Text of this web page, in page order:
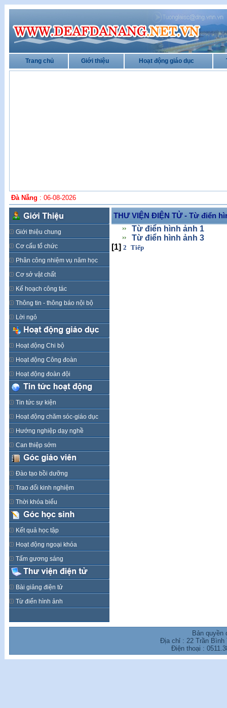
Trang chủ Giới thiệu Hoạt động giáo dục
Đà Nẵng : 06-08-2026
Giới thiệu chung
Cơ cấu tổ chức
Phân công nhiệm vụ năm học
Cơ sở vật chất
Kế hoạch công tác
Thông tin - thông báo nội bộ
Lời ngỏ
Hoạt động Chi bộ
Hoạt động Công đoàn
Hoạt động đoàn đội
Tin tức sự kiện
Hoạt động chăm sóc-giáo dục
Hướng nghiệp dạy nghề
Can thiệp sớm
Đào tạo bồi dưỡng
Trao đổi kinh nghiệm
Thời khóa biểu
Kết quả học tập
Hoạt động ngoại khóa
Tấm gương sáng
Bài giảng điện tử
Từ điển hình ảnh
THƯ VIỆN ĐIỆN TỬ - Từ điển
Từ điển hình ảnh 1
Từ điển hình ảnh 3
[1] 2 Tiếp
Bản quyền
Địa chỉ : 22 Trần Bình
Điện thoại : 0511.